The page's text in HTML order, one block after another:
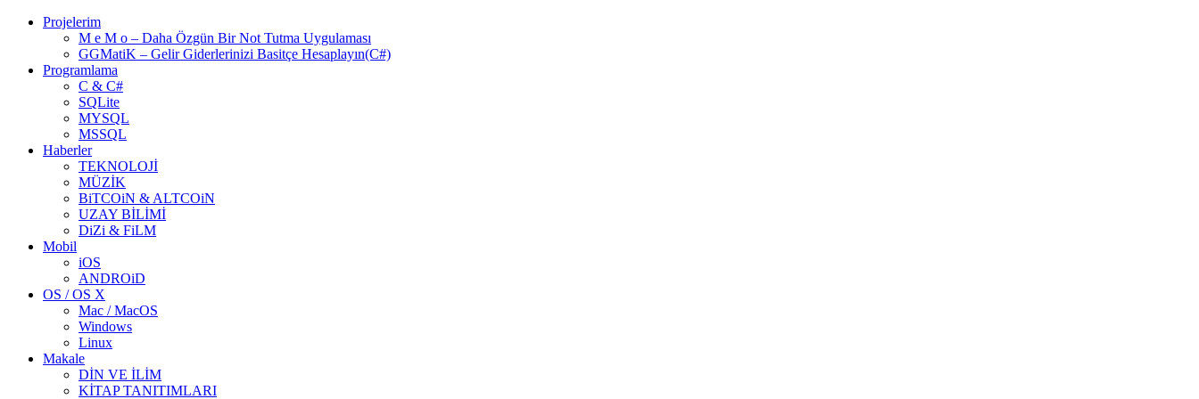
Projelerim
M e M o – Daha Özgün Bir Not Tutma Uygulaması
GGMatiK – Gelir Giderlerinizi Basitçe Hesaplayın(C#)
Programlama
C & C#
SQLite
MYSQL
MSSQL
Haberler
TEKNOLOJİ
MÜZİK
BiTCOiN & ALTCOiN
UZAY BİLİMİ
DiZi & FiLM
Mobil
iOS
ANDROiD
OS / OS X
Mac / MacOS
Windows
Linux
Makale
DİN VE İLİM
KİTAP TANITIMLARI